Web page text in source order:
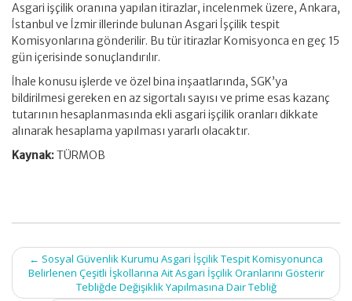
Asgari işçilik oranına yapılan itirazlar, incelenmek üzere, Ankara,
İstanbul ve İzmir illerinde bulunan Asgari İşçilik tespit
Komisyonlarına gönderilir. Bu tür itirazlar Komisyonca en geç 15
gün içerisinde sonuçlandırılır.
İhale konusu işlerde ve özel bina inşaatlarında, SGK’ya
bildirilmesi gereken en az sigortalı sayısı ve prime esas kazanç
tutarının hesaplanmasında ekli asgari işçilik oranları dikkate
alınarak hesaplama yapılması yararlı olacaktır.
Kaynak:TÜRMOB
Post
navigation
← Sosyal Güvenlik Kurumu Asgari İşçilik Tespit Komisyonunca
Belirlenen Çeşitli İşkollarına Ait Asgari İşçilik Oranlarını Gösterir
Tebliğde Değişiklik Yapılmasına Dair Tebliğ